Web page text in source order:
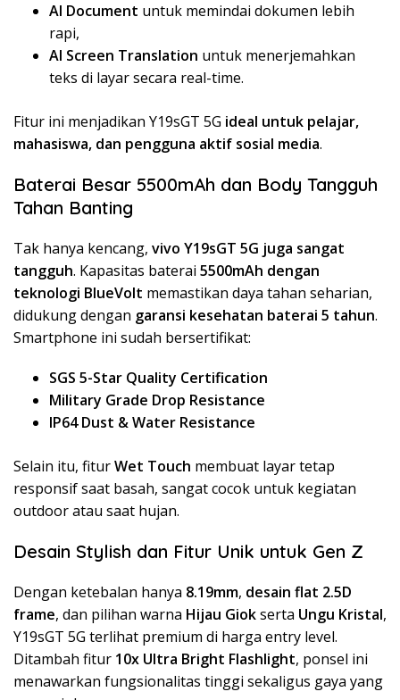
AI Document untuk memindai dokumen lebih
rapi,
AI Screen Translation untuk menerjemahkan
teks di layar secara real-time.
Fitur ini menjadikan Y19sGT 5G ideal untuk pelajar,
mahasiswa, dan pengguna aktif sosial media.
Baterai Besar 5500mAh dan Body Tangguh
Tahan Banting
Tak hanya kencang, vivo Y19sGT 5G juga sangat
tangguh. Kapasitas baterai 5500mAh dengan
teknologi BlueVolt memastikan daya tahan seharian,
didukung dengan garansi kesehatan baterai 5 tahun.
Smartphone ini sudah bersertifikat:
SGS 5-Star Quality Certification
Military Grade Drop Resistance
IP64 Dust & Water Resistance
Selain itu, fiturWet Touch membuat layar tetap
responsif saat basah, sangat cocok untuk kegiatan
outdoor atau saat hujan.
Desain Stylish dan Fitur Unik untuk Gen Z
Dengan ketebalan hanya 8.19mm, desain flat 2.5D
frame, dan pilihan warna Hijau Giokserta Ungu Kristal,
Y19sGT 5G terlihat premium di harga entry level.
Ditambah fitur 10x Ultra Bright Flashlight, ponsel ini
menawarkan fungsionalitas tinggi sekaligus gaya yang